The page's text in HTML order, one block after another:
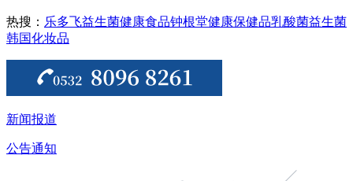
热搜： 乐多飞益生菌健康食品钟根堂健康保健品乳酸菌益生菌
韩国化妆品
新闻报道
公告通知